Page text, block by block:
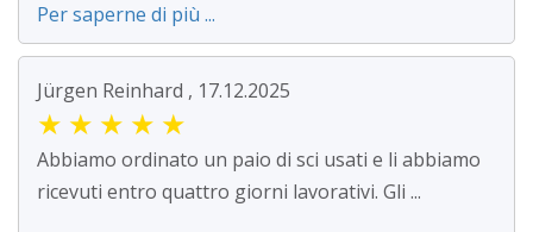
Per saperne di più ...
Jürgen Reinhard , 17.12.2025
★ ★ ★ ★ ★
Abbiamo ordinato un paio di sci usati e li abbiamo
ricevuti entro quattro giorni lavorativi. Gli ...